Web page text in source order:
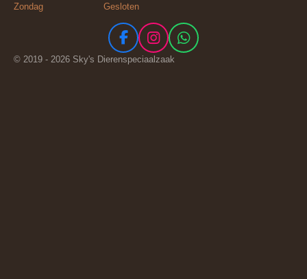
Zondag Gesloten
F
a
I
n
W
© 2019 - 2026 Sky's Dierenspeciaalzaak